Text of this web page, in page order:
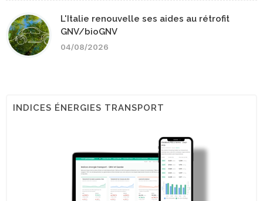
L'Italie renouvelle ses aides au rétrofit
GNV/bioGNV
04/08/2026
INDICES ÉNERGIES TRANSPORT